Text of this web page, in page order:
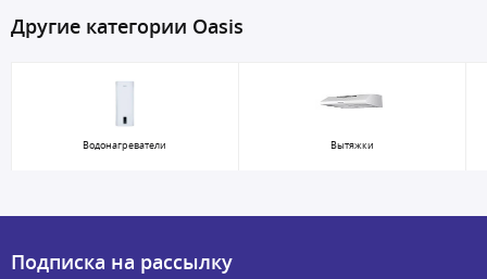
Другие категории Oasis
Водонагреватели Вытяжки
Подписка на рассылку